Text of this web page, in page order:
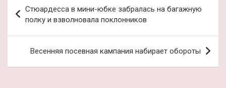
по
записям
Стюардесса в мини-юбке забралась на багажную
полку и взволновала поклонников
Весенняя посевная кампания набирает обороты